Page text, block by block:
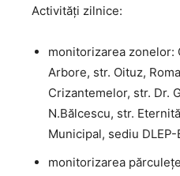
Activităţi zilnice:
monitorizarea zonelor:
Arbore, str. Oituz,
Crizantemelor, str. Dr.
N.Bălcescu, str.
Municipal, sediu DLEP-
monitorizarea